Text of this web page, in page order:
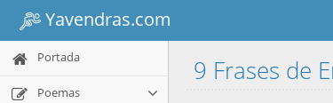
Yavendras.com
Portada
Poemas
9 Frases de